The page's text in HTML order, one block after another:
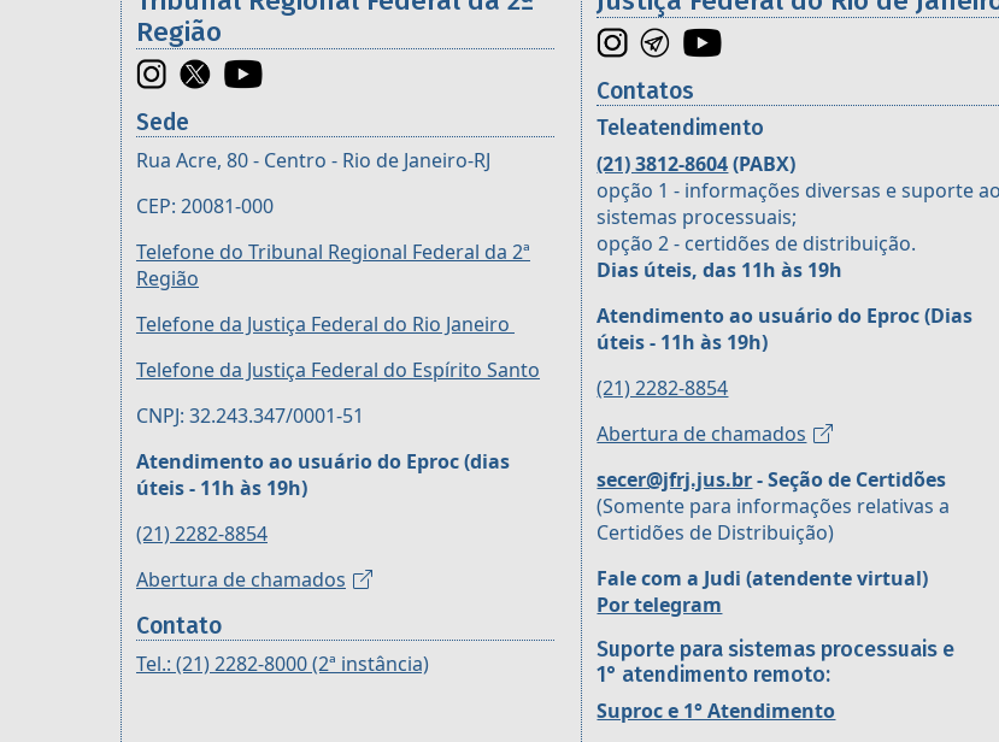
Região
Sede
Rua Acre, 80 - Centro - Rio de Janeiro-RJ
CEP: 20081-000
Telefone do Tribunal Regional Federal da 2ª
Região
Telefone da Justiça Federal do Rio Janeiro
Telefone da Justiça Federal do Espírito Santo
CNPJ: 32.243.347/0001-51
Atendimento ao usuário do Eproc (dias
úteis - 11h às 19h)
(21) 2282-8854
Abertura de chamados
Contato
Tel.: (21) 2282-8000 (2ª instância)
Contatos
Teleatendimento
(21) 3812-8604(PABX)
opção 1 - informações diversas e suporte
sistemas processuais;
opção 2 - certidões de distribuição.
Dias úteis, das 11h às 19h
Atendimento ao usuário do Eproc (Dias
úteis - 11h às 19h)
(21) 2282-8854
Abertura de chamados
secer@jfrj.jus.br- Seção de Certidões
(Somente para informações relativas a
Certidões de Distribuição)
Fale com a Judi (atendente virtual)
Por telegram
Suporte para sistemas processuais e
1° atendimento remoto:
Suproc e 1° Atendimento